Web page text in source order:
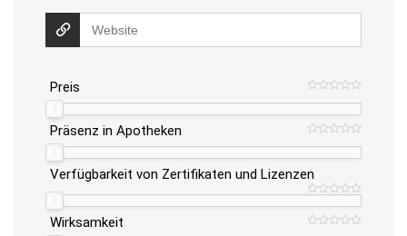
Preis
Präsenz in Apotheken
Verfügbarkeit von Zertifikaten und Lizenzen
Wirksamkeit